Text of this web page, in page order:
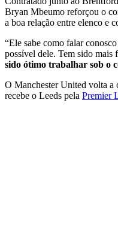
Bryan Mbeumo reforçou o
a boa relação entre elenco e
“Ele sabe como falar
possível dele. Tem sido mais
sido ótimo trabalhar sob o
O Manchester United volta a
recebe o Leeds pela Premier